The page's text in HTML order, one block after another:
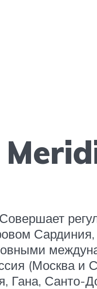
Сардиния,
(Москва и
Гана, Санто-